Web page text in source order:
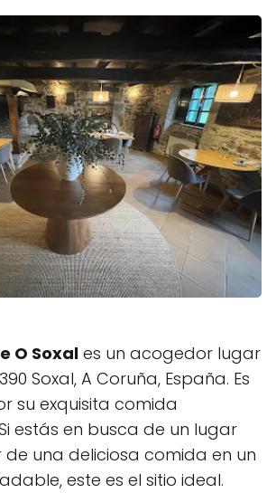
O Soxal es un acogedor lugar
Soxal, A Coruña, España. Es
su exquisita comida
estás en busca de un lugar
una deliciosa comida en un
este es el sitio ideal.